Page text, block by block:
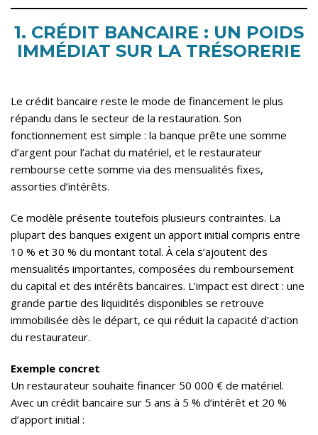
1. CRÉDIT BANCAIRE : UN POIDS
IMMÉDIAT SUR LA TRÉSORERIE
Le crédit bancaire reste le mode de financement le plus
répandu dans le secteur de la restauration. Son
fonctionnement est simple : la banque prête une somme
d’argent pour l’achat du matériel, et le restaurateur
rembourse cette somme via des mensualités fixes,
assorties d’intérêts.
Ce modèle présente toutefois plusieurs contraintes. La
plupart des banques exigent un apport initial compris entre
10 % et 30 % du montant total. À cela s’ajoutent des
mensualités importantes, composées du remboursement
du capital et des intérêts bancaires. L’impact est direct : une
grande partie des liquidités disponibles se retrouve
immobilisée dès le départ, ce qui réduit la capacité d’action
du restaurateur.
Exemple concret
Un restaurateur souhaite financer 50 000 € de matériel.
Avec un crédit bancaire sur 5 ans à 5 % d’intérêt et 20 %
d’apport initial :